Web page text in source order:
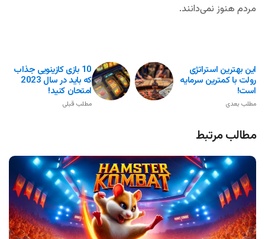
مردم هنوز نمی‌دانند.
10 بازی کازینویی جذاب
که باید در سال 2023
امتحان کنید!
مطلب قبلی
این بهترین استراتژی
رولت با کمترین سرمایه
است!
مطلب بعدی
مطالب مرتبط